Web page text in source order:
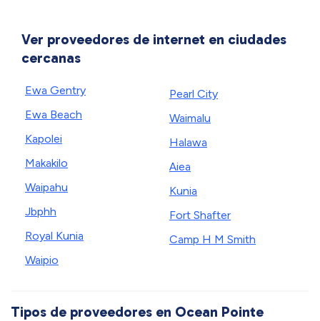
Ver proveedores de internet en ciudades
cercanas
Ewa Gentry
Ewa Beach
Kapolei
Makakilo
Waipahu
Jbphh
Royal Kunia
Waipio
Pearl City
Waimalu
Halawa
Aiea
Kunia
Fort Shafter
Camp H M Smith
Tipos de proveedores en Ocean Pointe